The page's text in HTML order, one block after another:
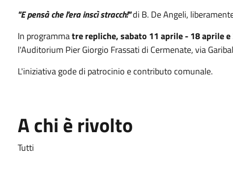
"E pensà che l'era inscì stracch!"di B. De Angeli,
In programmatre repliche, sabato 11 aprile - 18 aprile
l'Auditorium Pier Giorgio Frassati di Cermenate, via
L'iniziativa gode di patrocinio e contributo comunale.
A chi è rivolto
Tutti